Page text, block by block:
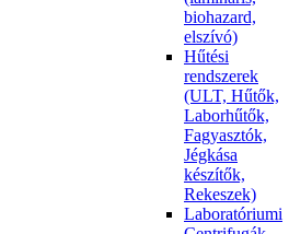
biohazard,
elszívó)
Hűtési
rendszerek
(ULT, Hűtők,
Laborhűtők,
Fagyasztók,
Jégkása
készítők,
Rekeszek)
Laboratóriumi